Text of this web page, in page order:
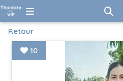
Retour
10